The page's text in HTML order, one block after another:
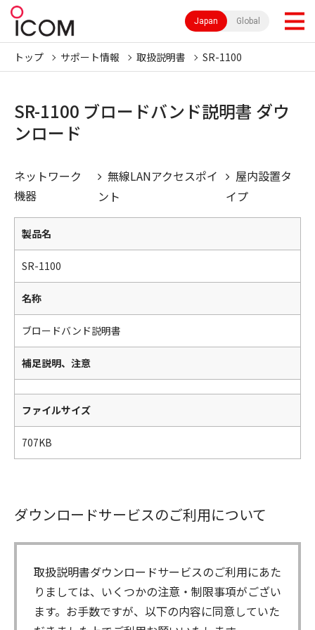
Japan Global
トップ サポート情報 取扱説明書 SR-1100
SR-1100 ブロードバンド説明書 ダウ
ンロード
ネットワーク
機器
無線LANアクセスポイ
ント
屋内設置タ
イプ
製品名
SR-1100
名称
ブロードバンド説明書
補足説明、注意
ファイルサイズ
707KB
ダウンロードサービスのご利用について
取扱説明書ダウンロードサービスのご利用にあた
りましては、いくつかの注意・制限事項がござい
ます。お手数ですが、以下の内容に同意していた